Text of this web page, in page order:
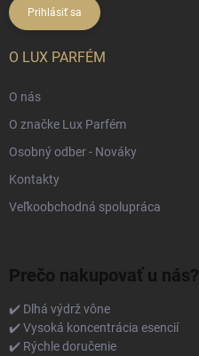
Prihlásiť sa
O LUX PARFÉM
O nás
O značke Lux Parfém
Osobný odber - Nováky
Kontakty
Veľkoobchodná spolupráca
Prečo nakupovať u nás?
✔️ Dlhá výdrž vône
✔️ Vysoká koncentrácia esencií
✔️ Rýchle doručenie